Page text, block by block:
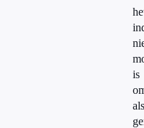
is
als